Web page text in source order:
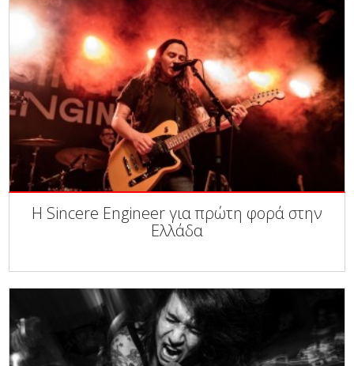
Η Sincere Engineer για πρώτη φορά στην
Ελλάδα